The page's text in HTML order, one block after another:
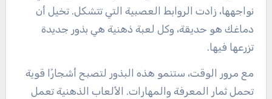
نواجهها، زادت الروابط العصبية التي تتشكل. تخيل أن
دماغك هو حديقة، وكل لعبة ذهنية هي بذور جديدة
تزرعها فيها.
مع مرور الوقت، ستنمو هذه البذور لتصبح أشجارًا قوية
تحمل ثمار المعرفة والمهارات. الألعاب الذهنية تعمل